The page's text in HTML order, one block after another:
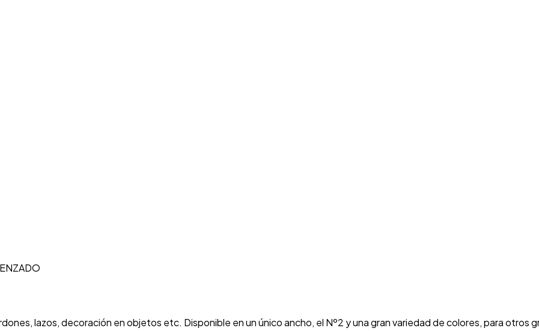
lazos, decoración en objetos etc. Disponible en un único ancho, el Nº2 y una gran variedad de colores, para otros